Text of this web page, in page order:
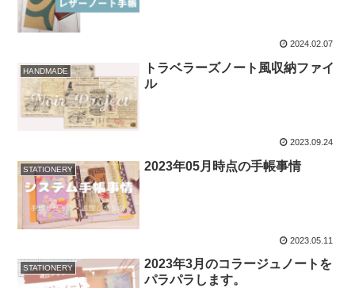
2024.02.07
HANDMADE
トラベラーズノート風収納ファイ
ル
2023.09.24
STATIONERY 2023年05月時点の手帳事情
2023.05.11
STATIONERY
2023年3月のコラージュノートを
パラパラします。